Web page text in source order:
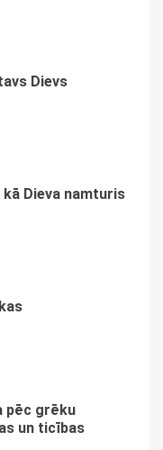
Dievs
Dieva namturis
pēc grēku
un ticības